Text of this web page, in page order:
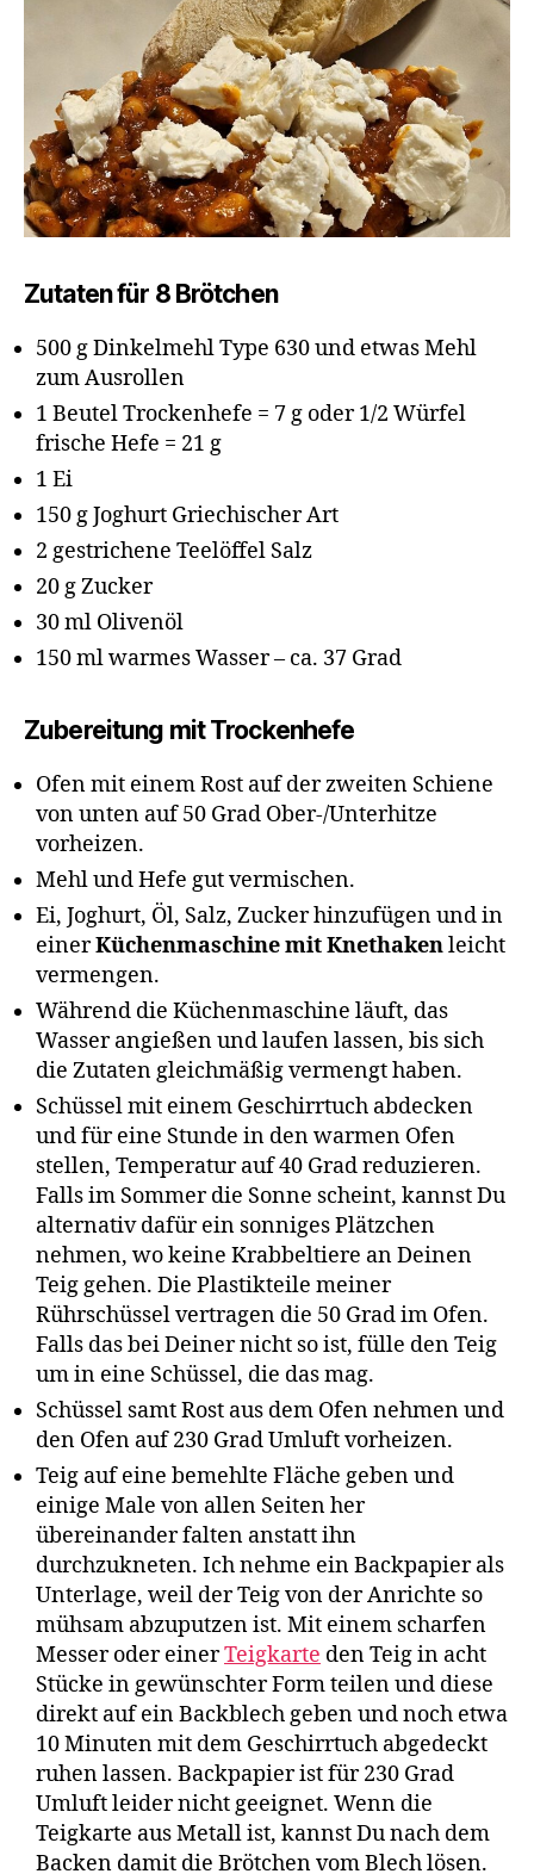
Zutaten für 8 Brötchen
500 g Dinkelmehl Type 630 und etwas Mehl
zum Ausrollen
1 Beutel Trockenhefe = 7 g oder 1/2 Würfel
frische Hefe = 21 g
1 Ei
150 g Joghurt Griechischer Art
2 gestrichene Teelöffel Salz
20 g Zucker
30 ml Olivenöl
150 ml warmes Wasser – ca. 37 Grad
Zubereitung mit Trockenhefe
Ofen mit einem Rost auf der zweiten Schiene
von unten auf 50 Grad Ober-/Unterhitze
vorheizen.
Mehl und Hefe gut vermischen.
Ei, Joghurt, Öl, Salz, Zucker hinzufügen und in
einerKüchenmaschine mit Knethakenleicht
vermengen.
Während die Küchenmaschine läuft, das
Wasser angießen und laufen lassen, bis sich
die Zutaten gleichmäßig vermengt haben.
Schüssel mit einem Geschirrtuch abdecken
und für eine Stunde in den warmen Ofen
stellen, Temperatur auf 40 Grad reduzieren.
Falls im Sommer die Sonne scheint, kannst Du
alternativ dafür ein sonniges Plätzchen
nehmen, wo keine Krabbeltiere an Deinen
Teig gehen. Die Plastikteile meiner
Rührschüssel vertragen die 50 Grad im Ofen.
Falls das bei Deiner nicht so ist, fülle den Teig
um in eine Schüssel, die das mag.
Schüssel samt Rost aus dem Ofen nehmen und
den Ofen auf 230 Grad Umluft vorheizen.
Teig auf eine bemehlte Fläche geben und
einige Male von allen Seiten her
übereinander falten anstatt ihn
durchzukneten. Ich nehme ein Backpapier als
Unterlage, weil der Teig von der Anrichte so
mühsam abzuputzen ist. Mit einem scharfen
Messer oder einerTeigkarte den Teig in acht
Stücke in gewünschter Form teilen und diese
direkt auf ein Backblech geben und noch etwa
10 Minuten mit dem Geschirrtuch abgedeckt
ruhen lassen. Backpapier ist für 230 Grad
Umluft leider nicht geeignet. Wenn die
Teigkarte aus Metall ist, kannst Du nach dem
Backen damit die Brötchen vom Blech lösen.